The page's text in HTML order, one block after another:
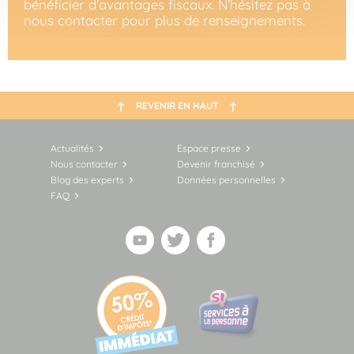
bénéficier d'avantages fiscaux. N’hésitez pas à
nous contacter pour plus de renseignements.
REVENIR EN HAUT
Actualités
Espace presse
Nous contacter
Devenir franchisé
Blog des experts
Données personnelles
FAQ